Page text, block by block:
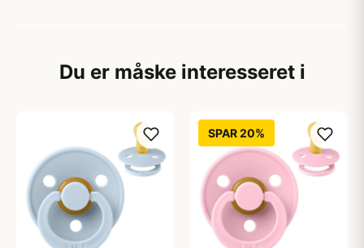
Du er måske interesseret i
SPAR 20%